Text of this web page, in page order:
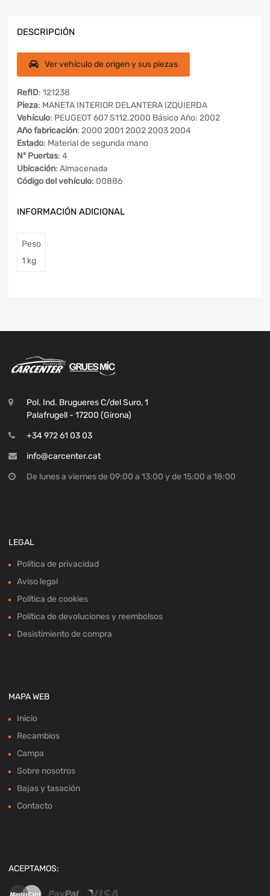
DESCRIPCIÓN
Ver vehículo de origen y sus piezas
RefID: 121238
Pieza: MANETA INTERIOR DELANTERA IZQUIERDA
Vehículo: PEUGEOT 607 S112.2000 Básico Año: 2002
Año fabricación: 2000 2001 2002 2003 2004
Estado: Material de segunda mano
Nº Puertas: 4
Ubicación: Almacenada
Código del vehículo: 00886
INFORMACIÓN ADICIONAL
Peso
1 kg
Pol. Ind. Brugueres C/del Suro, 1
Palafrugell - 17200 (Girona)
+34 972 61 03 03
info@carcenter.cat
De lunes a viernes de 09:00 a 13:00 y de 15:00 a 18:00
LEGAL
Política de privacidad
Aviso legal
Política de cookies
Política de devoluciones y reembolsos
Desistimiento de compra
MAPA WEB
Inicio
Recambios
Campa
Sobre nosotros
Bajas y tasación
Contacto
ACEPTAMOS: